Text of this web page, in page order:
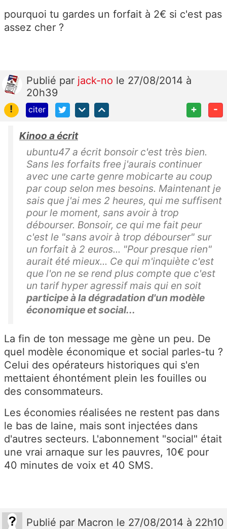
pourquoi tu gardes un forfait à 2€ si c'est pas
assez cher ?
Publié par jack-no le 27/08/2014 à
20h39
!
citer + -
Kinoo a écrit
ubuntu47 a écrit bonsoir c'est très bien.
Sans les forfaits free j'aurais continuer
avec une carte genre mobicarte au coup
par coup selon mes besoins. Maintenant je
sais que j'ai mes 2 heures, qui me suffisent
pour le moment, sans avoir à trop
débourser. Bonsoir, ce qui me fait peur
c'est le "sans avoir à trop débourser" sur
un forfait à 2 euros... "Pour presque rien"
aurait été mieux... Ce qui m'inquiète c'est
que l'on ne se rend plus compte que c'est
un tarif hyper agressif mais qui en soit
participe à la dégradation d'un modèle
économique et social...
La fin de ton message me gène un peu. De
quel modèle économique et social parles-tu ?
Celui des opérateurs historiques qui s'en
mettaient éhontément plein les fouilles ou
des consommateurs.
Les économies réalisées ne restent pas dans
le bas de laine, mais sont injectées dans
d'autres secteurs. L'abonnement "social" était
une vrai arnaque sur les pauvres, 10€ pour
40 minutes de voix et 40 SMS.
Publié par Macron le 27/08/2014 à 22h10